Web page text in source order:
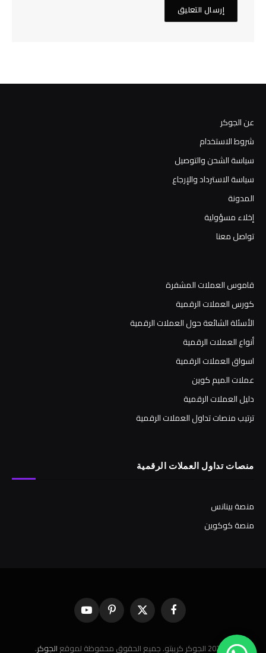
عن الجوكر
شروط الاستخدام
سياسة الشحن والتوصيل
سياسة الاسترداد والإرجاع
المدونة
إخلاء مسؤولية
تواصل معنا
قاموس العملات المشفرة
كورس العملات الرقمية
الأسئلة الشائعة حول العملات الرقمية
أنواع العملات الرقمية
اسواق العملات الرقمية
عملات الميم كوين
دليل العملات الرقمية
ترتيب منصات تداول العملات الرقمية
منصات تداول العملات الرقمية
منصة بينانس
منصة كوكوين
فيسبوك X
(Twitter)
بينتيريستيوتيوب
© 2026 الجوكر كريبتو. جميع الحقوق محفوظة لموقع الجوكر.